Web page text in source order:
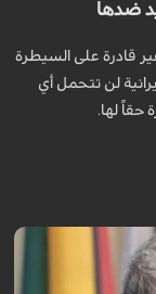
ضدها
غير قادرة على السيطرة
لن تتحمل أي
حقاً لها.